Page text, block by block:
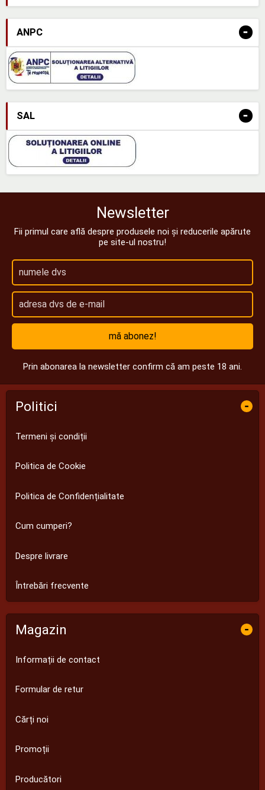
ANPC -
SAL -
Newsletter
Fii primul care află despre produsele noi și reducerile apărute
pe site-ul nostru!
mă abonez!
Prin abonarea la newsletter confirm că am peste 18 ani.
Politici -
Termeni și condiții
Politica de Cookie
Politica de Confidențialitate
Cum cumperi?
Despre livrare
Întrebări frecvente
Magazin -
Informații de contact
Formular de retur
Cărți noi
Promoții
Producători